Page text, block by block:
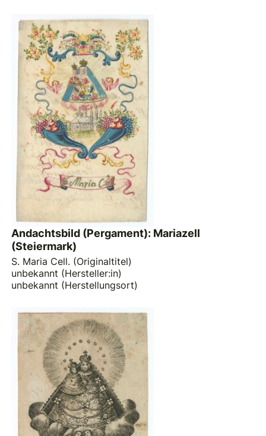
Andachtsbild (Pergament): Mariazell
(Steiermark)
S. Maria Cell. (Originaltitel)
unbekannt (Hersteller:in)
unbekannt (Herstellungsort)